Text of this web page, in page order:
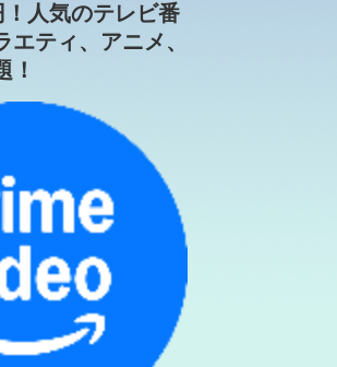
人気のテレビ番
エティ、アニメ、
！